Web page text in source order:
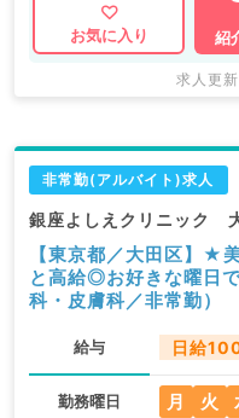
お気に入り
紹
求人更
非常勤(アルバイト)求人
銀座よしえクリニック
【東京都／大田区】★
と高給◎お好きな曜日
科・皮膚科／非常勤）
給与 日給
勤務曜日 月 火